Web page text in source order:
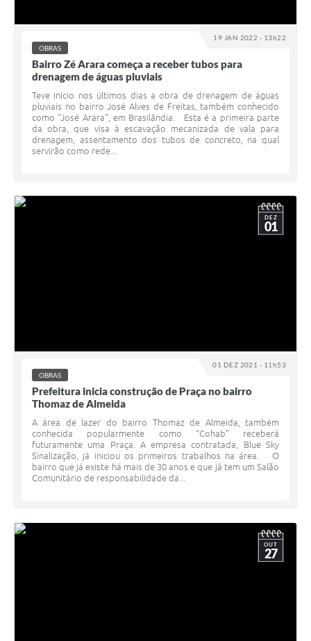
19 JAN 2022 - 13h22
OBRAS
Bairro Zé Arara começa a receber tubos para
drenagem de águas pluviais
Teve início nos últimos dias a obra de drenagem de águas
pluviais no bairro José Alves de Freitas, também conhecido
como “José Arara”, em Brasilândia. Esta é a primeira parte
da obra, que visa à escavação mecanizada de vala para
drenagem, assentamento dos tubos de concreto, na qual
servirão como rede...
01 DEZ 2021 - 11h53
DEZ
01
OBRAS
Prefeitura inicia construção de Praça no bairro
Thomaz de Almeida
A área de lazer do bairro Thomaz de Almeida, também
conhecida popularmente como “Cohab” receberá
futuramente uma Praça. A empresa contratada, Blue Sky
Sinalização, já iniciou os primeiros trabalhos na área. O
bairro que já existe há mais de 30 anos e que já tem um Salão
Comunitário de responsabilidade da...
OUT
27